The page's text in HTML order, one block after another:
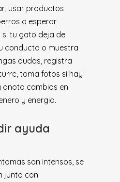
usar productos
o esperar
si tu gato deja de
conducta o muestra
dudas, registra
toma fotos si hay
anota cambios en
y energia.
ayuda
son intensos, se
junto con